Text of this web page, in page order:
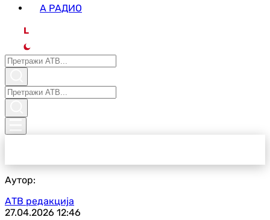
А РАДИО
L
Аутор:
АТВ редакција
27.04.2026 12:46